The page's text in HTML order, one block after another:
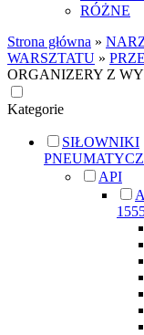
RÓŻNE
Strona główna »
WARSZTATU »
ORGANIZERY Z
Kategorie
SIŁOWNIKI
API